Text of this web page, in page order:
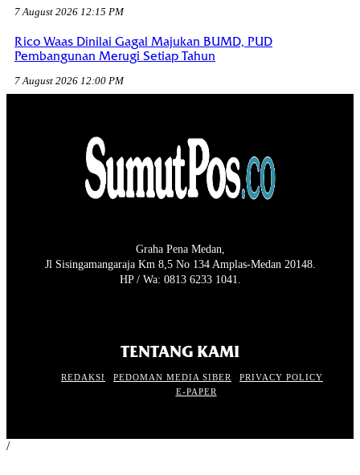
7 August 2026 12:15 PM
Rico Waas Dinilai Gagal Majukan BUMD, PUD
Pembangunan Merugi Setiap Tahun
7 August 2026 12:00 PM
Graha Pena Medan,
Jl Sisingamangaraja Km 8,5 No 134 Amplas-Medan 20148.
HP / Wa: 0813 6233 1041.
TENTANG KAMI
REDAKSI PEDOMAN MEDIA SIBER
PRIVACY POLICY
E-PAPER
/